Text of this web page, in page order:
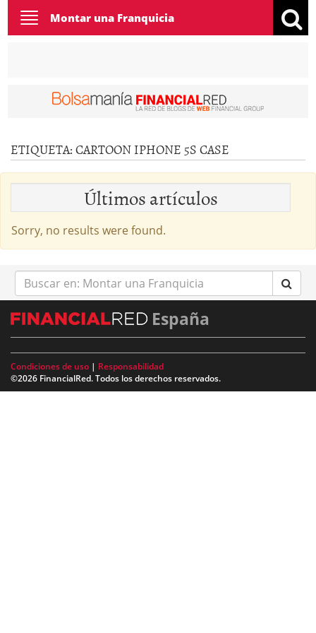
Toggle
navigation
Montar una Franquicia
ETIQUETA:CARTOON IPHONE 5S CASE
Últimos artículos
Sorry, no results were found.
Buscar
en:
España
Condiciones de uso | Responsabilidad
©2026 FinancialRed. Todos los derechos reservados.